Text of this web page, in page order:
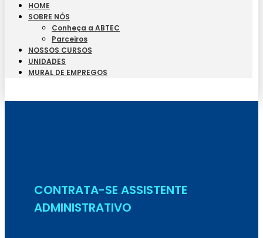
HOME
SOBRE NÓS
Conheça a ABTEC
Parceiros
NOSSOS CURSOS
UNIDADES
MURAL DE EMPREGOS
CONTRATA-SE ASSISTENTE
ADMINISTRATIVO